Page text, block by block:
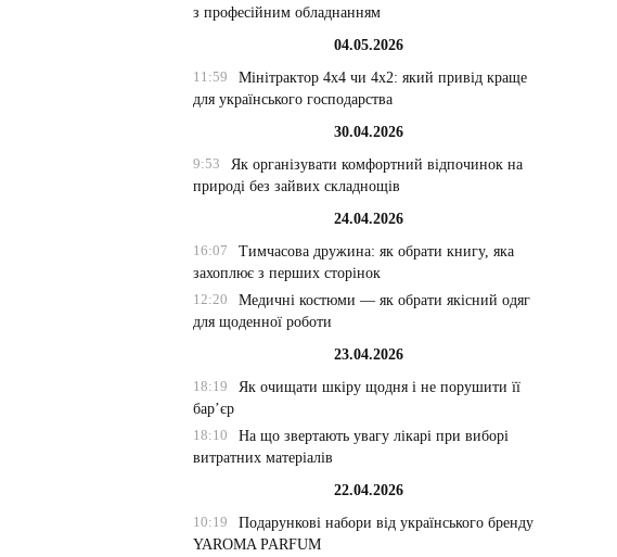
з професійним обладнанням
04.05.2026
11:59
Мінітрактор 4х4 чи 4х2: який привід краще
для українського господарства
30.04.2026
9:53
Як організувати комфортний відпочинок на
природі без зайвих складнощів
24.04.2026
16:07
Тимчасова дружина: як обрати книгу, яка
захоплює з перших сторінок
12:20
Медичні костюми — як обрати якісний одяг
для щоденної роботи
23.04.2026
18:19
Як очищати шкіру щодня і не порушити її
бар’єр
18:10
На що звертають увагу лікарі при виборі
витратних матеріалів
22.04.2026
10:19
Подарункові набори від українського бренду
YAROMA PARFUM